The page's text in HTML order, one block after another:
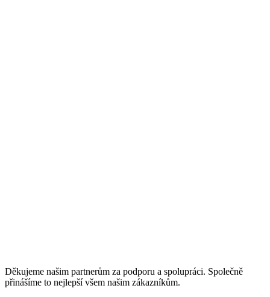
Děkujeme našim partnerům za podporu a spolupráci. Společně
přinášíme to nejlepší všem našim zákazníkům.